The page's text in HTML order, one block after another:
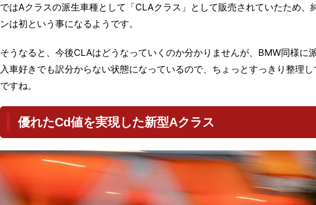
ではAクラスの派生車種として「CLAクラス」として販売されていたため、
ンは初という事になるようです。
そうなると、今後CLAはどうなっていくのか分かりませんが、BMW同様に
入車好きでも訳分からない状態になっているので、ちょっとすっきり整理
ですね。
優れたCd値を実現した新型Aクラス